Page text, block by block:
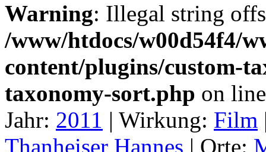
Warning: Illegal string
/www/htdocs/w00d54f4/
content/plugins/custom-
taxonomy-sort.php on
Jahr: 2011 | Wirkung: Film
Thanheiser Hannes | Orte: